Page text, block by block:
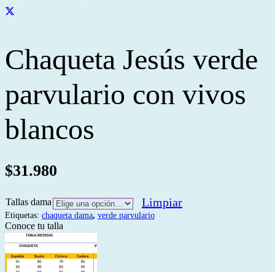
Chaqueta Jesús verde
parvulario con vivos
blancos
$31.980
Tallas dama Limpiar
Etiquetas: chaqueta dama, verde parvulario
Conoce tu talla